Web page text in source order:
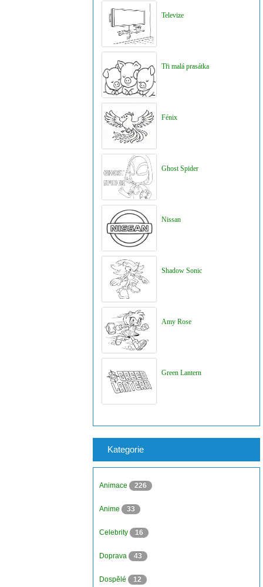
Televize
Tři malá prasátka
Fénix
Ghost Spider
Nissan
Shadow Sonic
Amy Rose
Green Lantern
Kategorie
Animace 226
Anime 33
Celebrity 16
Doprava 43
Dospělé 12